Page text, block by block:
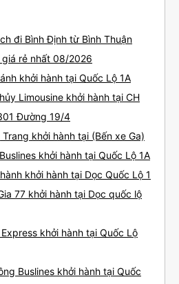
đi Bình Định từ Bình Thuận
rẻ nhất 08/2026
khởi hành tại Quốc Lộ 1A
Limousine khởi hành tại CH
Đường 19/4
khởi hành tại (Bến xe Ga)
khởi hành tại Quốc Lộ 1A
khởi hành tại Dọc Quốc Lộ 1
77 khởi hành tại Dọc quốc lộ
Express khởi hành tại Quốc Lộ
Buslines khởi hành tại Quốc